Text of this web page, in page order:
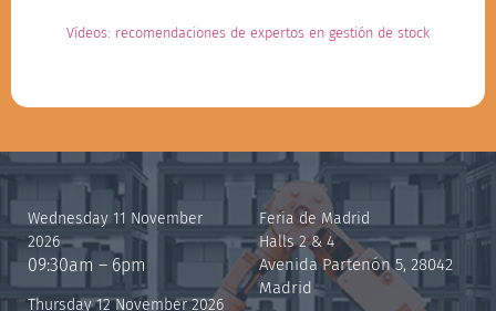
Vídeos: recomendaciones de expertos en gestión de stock
Wednesday 11 November
2026
09:30am – 6pm
Thursday 12 November 2026
Feria de Madrid
Halls 2 & 4
Avenida Partenón 5, 28042
Madrid